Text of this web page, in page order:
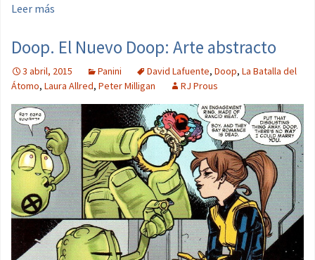
Leer más
Doop. El Nuevo Doop: Arte abstracto
3 abril, 2015 Panini David Lafuente, Doop, La Batalla del
Átomo, Laura Allred, Peter Milligan RJ Prous